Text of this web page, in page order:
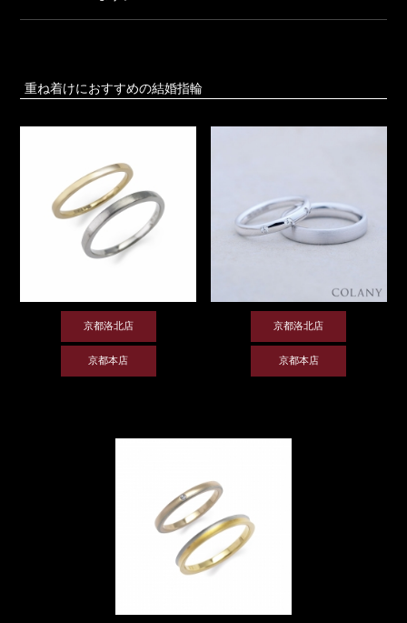
重ね着けにおすすめの結婚指輪
京都洛北店
京都本店
京都洛北店
京都本店